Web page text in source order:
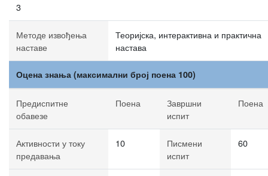
3
Методе извођења
наставе
Теоријска, интерактивна и практична
настава
Оцена знања (максимални број поена 100)
Предиспитне
обавезе
Поена
Завршни
испит
Поена
Активности у току
предавања
10
Писмени
испит
60